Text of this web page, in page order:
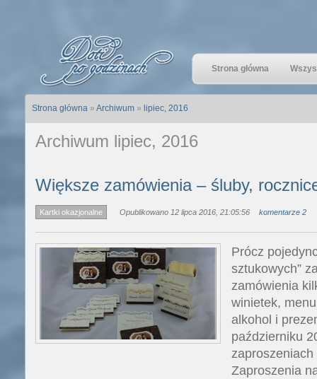
Strona główna
Strona główna» Archiwum» lipiec, 2016
Archiwum lipiec, 2016
Większe zamówienia – śluby,
Kartki okazjonalne Opublikowano 12 lipca 2016, 21:05:56 komentarze 2
Prócz
sztukowych”
zamówienia
winietek,
alkohol i
październiku
Zaproszenia